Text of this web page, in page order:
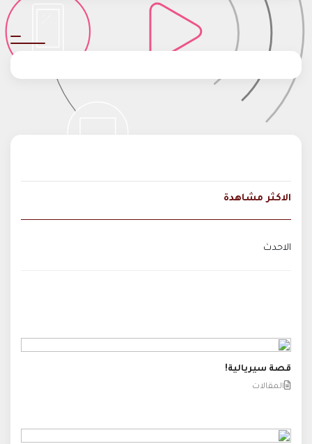
الاكثر مشاهدة
الاحدث
قصة سيريالية!
المقالات